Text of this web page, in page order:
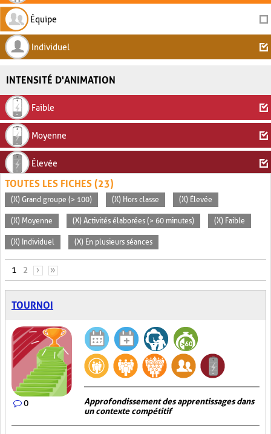
Équipe
Individuel
INTENSITÉ D'ANIMATION
Faible
Moyenne
Élevée
TOUTES LES FICHES (23)
(X) Grand groupe (> 100) (X) Hors classe (X) Élevée
(X) Moyenne (X) Activités élaborées (> 60 minutes) (X) Faible
(X) Individuel (X) En plusieurs séances
PAGES
1 2 › »
TOURNOI
0
Approfondissement des apprentissages dans
un contexte compétitif